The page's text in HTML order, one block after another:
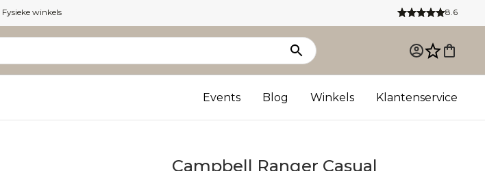
Fysieke winkels 8.6
Events Blog Winkels Klantenservice
Campbell Ranger Casual